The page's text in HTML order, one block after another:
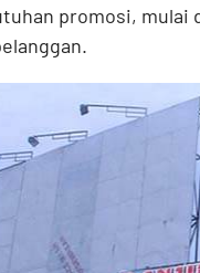
promosi, mulai